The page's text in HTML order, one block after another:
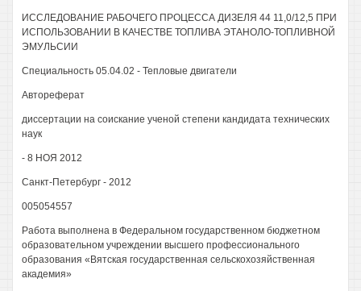
ИССЛЕДОВАНИЕ РАБОЧЕГО ПРОЦЕССА ДИЗЕЛЯ 44 11,0/12,5 ПРИ
ИСПОЛЬЗОВАНИИ В КАЧЕСТВЕ ТОПЛИВА ЭТАНОЛО-ТОПЛИВНОЙ
ЭМУЛЬСИИ
Специальность 05.04.02 - Тепловые двигатели
Автореферат
диссертации на соискание ученой степени кандидата технических
наук
- 8 НОЯ 2012
Санкт-Петербург - 2012
005054557
Работа выполнена в Федеральном государственном бюджетном
образовательном учреждении высшего профессионального
образования «Вятская государственная сельскохозяйственная
академия»